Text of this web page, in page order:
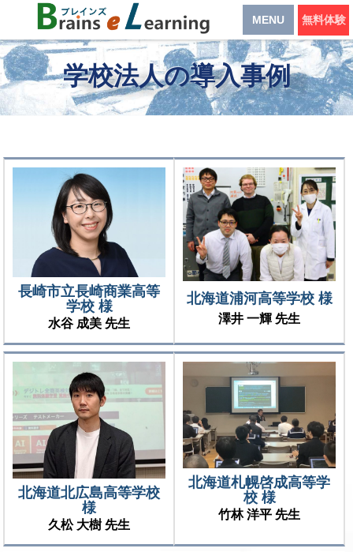
学校法人の導入事例
長崎市立長崎商業高等
学校 様
水谷 成美 先生
北海道浦河高等学校 様
澤井 一輝 先生
北海道北広島高等学校
様
久松 大樹 先生
北海道札幌啓成高等学
校 様
竹林 洋平 先生
MENU 無料体験